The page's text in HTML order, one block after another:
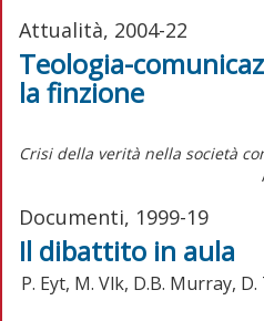
Attualità, 2004-22
Teologia-
la finzione
Crisi della verità nella società
Documenti, 1999-19
Il dibattito in aula
P. Eyt, M. Vlk, D.B. Murray,